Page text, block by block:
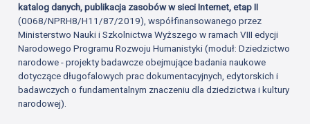
katalog danych, publikacja zasobów w sieci Internet, etap II
(0068/NPRH8/H11/87/2019), współfinansowanego przez
Ministerstwo Nauki i Szkolnictwa Wyższego w ramach VIII edycji
Narodowego Programu Rozwoju Humanistyki (moduł: Dziedzictwo
narodowe - projekty badawcze obejmujące badania naukowe
dotyczące długofalowych prac dokumentacyjnych, edytorskich i
badawczych o fundamentalnym znaczeniu dla dziedzictwa i kultury
narodowej).